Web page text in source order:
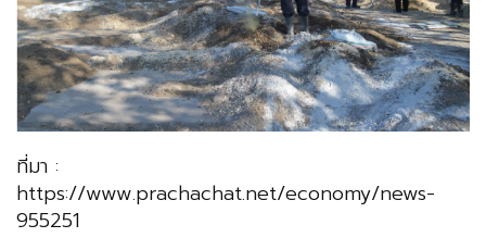
ที่มา :
https://www.prachachat.net/economy/news-
955251